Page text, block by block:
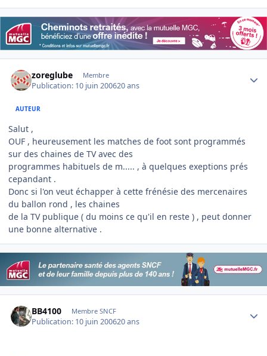
zoreglube Membre
Publication: 10 juin 200620 ans
AUTEUR
Salut ,
OUF , heureusement les matches de foot sont programmés
sur des chaines de TV avec des
programmes habituels de m..... , à quelques exeptions prés
cepandant .
Donc si l'on veut échapper à cette frénésie des mercenaires
du ballon rond , les chaines
de la TV publique ( du moins ce qu'il en reste ) , peut donner
une bonne alternative .
BB4100 Membre SNCF
Publication: 10 juin 200620 ans